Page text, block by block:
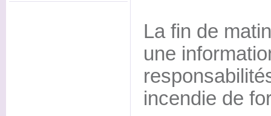
La fin de
une
incendie de